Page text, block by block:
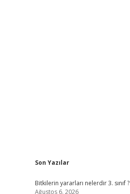
Sidebar
Son Yazılar
Bitkilerin yararları nelerdir 3. sınıf ?
Ağustos 6, 2026